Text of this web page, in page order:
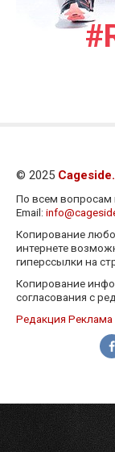
© 2025
По всем вопросам
Email:
Копирование
интернете
гиперссылки на
Копирование
согласования с
Редакция Реклама